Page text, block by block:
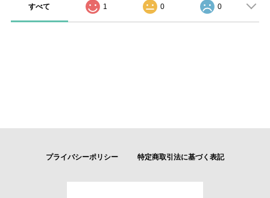
すべて 1 0 0
プライバシーポリシー 特定商取引法に基づく表記